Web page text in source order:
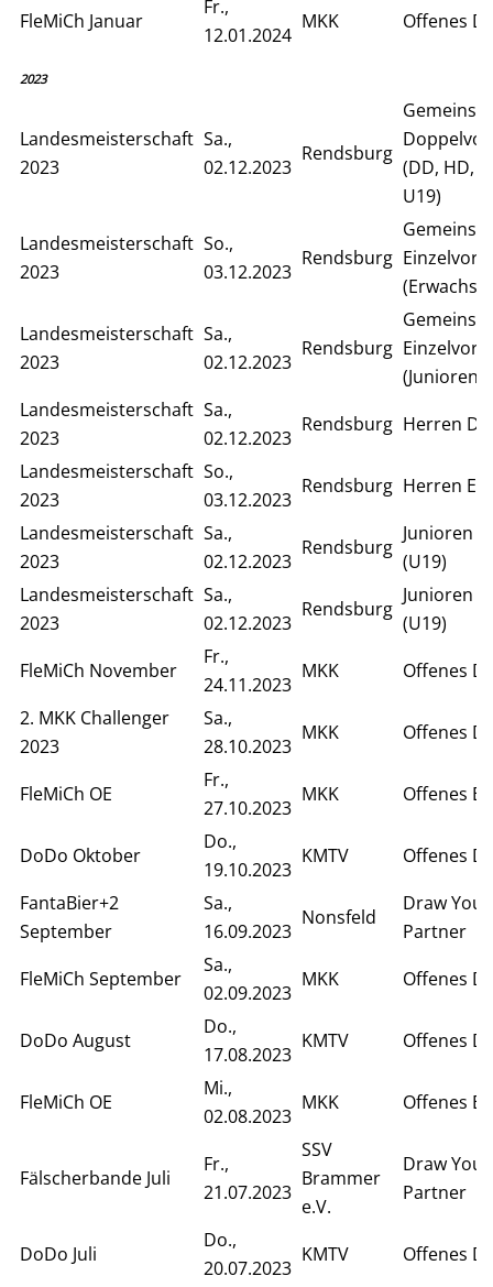
FleMiCh Januar
Fr.,
12.01.2024
MKK Offenes
2023
Landesmeisterschaft
2023
Sa.,
02.12.2023
Rendsburg
(DD, HD,
U19)
Landesmeisterschaft
2023
So.,
03.12.2023
Rendsburg
Landesmeisterschaft
2023
Sa.,
02.12.2023
Rendsburg
(Junioren)
Landesmeisterschaft
2023
Sa.,
02.12.2023
Rendsburg Herren
Landesmeisterschaft
2023
So.,
03.12.2023
Rendsburg Herren
Landesmeisterschaft
2023
Sa.,
02.12.2023
Rendsburg
Junioren
(U19)
Landesmeisterschaft
2023
Sa.,
02.12.2023
Rendsburg
Junioren
(U19)
FleMiCh November
Fr.,
24.11.2023
MKK
Offenes
2. MKK Challenger
2023
Sa.,
28.10.2023
MKK Offenes
FleMiCh OE
Fr.,
27.10.2023
MKK Offenes
DoDo Oktober
Do.,
19.10.2023
KMTV
Offenes
FantaBier+2
September
Sa.,
16.09.2023
Nonsfeld
Draw Your
Partner
FleMiCh September
Sa.,
02.09.2023
MKK Offenes
DoDo August
Do.,
17.08.2023
KMTV Offenes
FleMiCh OE
Mi.,
02.08.2023
MKK Offenes
Fälscherbande Juli
Fr.,
21.07.2023
SSV
Brammer
e.V.
Draw Your
Partner
DoDo Juli
Do.,
20.07.2023
KMTV
Offenes